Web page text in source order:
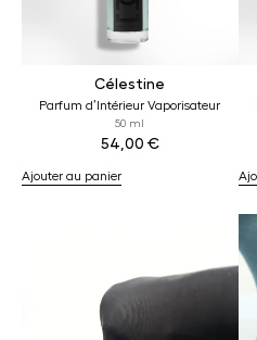
Célestine
Parfum d’Intérieur Vaporisateur
50 ml
54,00 €
Ajouter au panier